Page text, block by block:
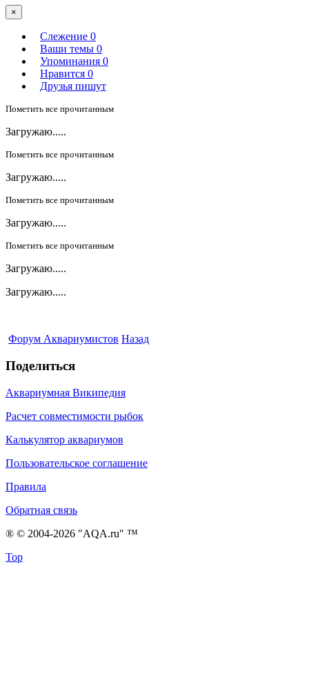
×
Слежение 0
Ваши темы 0
Упоминания 0
Нравится 0
Друзья пишут
Пометить все прочитанным
Загружаю.....
Пометить все прочитанным
Загружаю.....
Пометить все прочитанным
Загружаю.....
Пометить все прочитанным
Загружаю.....
Загружаю.....
Форум Аквариумистов Назад
Поделиться
Аквариумная Википедия
Расчет совместимости рыбок
Калькулятор аквариумов
Пользовательское соглашение
Правила
Обратная связь
® © 2004-2026 "AQA.ru" ™
Top